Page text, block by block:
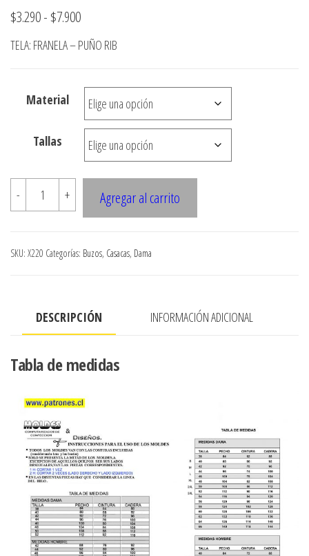
$3.290- $7.900Rango
de
desde
$3.290
hasta
$7.900
TELA: FRANELA – PUÑO RIB
Material
Tallas
-
X220
POLERON
OVERSIZE,
CANGURO
+ Agregar al carrito
SKU: X220 Categorías: Buzos, Casacas, Dama
DESCRIPCIÓN INFORMACIÓN ADICIONAL
Tabla de medidas